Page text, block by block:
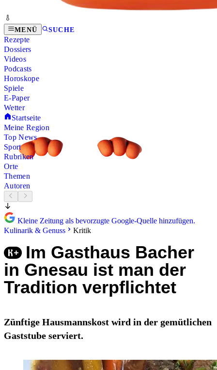
MENÜ SUCHE
Rezepte
Dossiers
Videos
Podcasts
Horoskope
Spiele
E-Paper
Wetter
Startseite
Meine Region
Top News
Sport
Rubriken
Orte
Themen
Autoren
Kleine Zeitung als bevorzugte Google-Quelle hinzufügen.
Kulinarik & Genuss
Kritik
Im Gasthaus Bacher
in Gnesau ist man der
Tradition verpflichtet
Zünftige Hausmannskost wird in der gemütlichen
Gaststube serviert.